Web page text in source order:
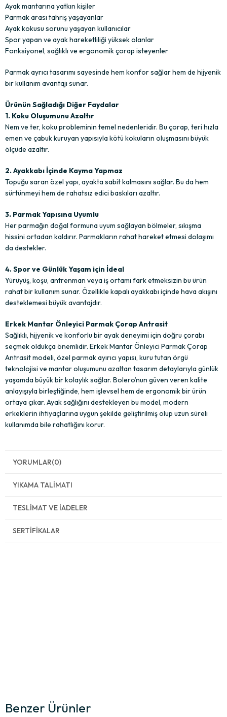
Ayak mantarına yatkın kişiler
Parmak arası tahriş yaşayanlar
Ayak kokusu sorunu yaşayan kullanıcılar
Spor yapan ve ayak hareketliliği yüksek olanlar
Fonksiyonel, sağlıklı ve ergonomik çorap isteyenler
Parmak ayrıcı tasarımı sayesinde hem konfor sağlar hem de hijyenik
bir kullanım avantajı sunar.
Ürünün Sağladığı Diğer Faydalar
1. Koku Oluşumunu Azaltır
Nem ve ter, koku probleminin temel nedenleridir. Bu çorap, teri hızla
emen ve çabuk kuruyan yapısıyla kötü kokuların oluşmasını büyük
ölçüde azaltır.
2. Ayakkabı İçinde Kayma Yapmaz
Topuğu saran özel yapı, ayakta sabit kalmasını sağlar. Bu da hem
sürtünmeyi hem de rahatsız edici baskıları azaltır.
3. Parmak Yapısına Uyumlu
Her parmağın doğal formuna uyum sağlayan bölmeler, sıkışma
hissini ortadan kaldırır. Parmakların rahat hareket etmesi dolaşımı
da destekler.
4. Spor ve Günlük Yaşam için İdeal
Yürüyüş, koşu, antrenman veya iş ortamı fark etmeksizin bu ürün
rahat bir kullanım sunar. Özellikle kapalı ayakkabı içinde hava akışını
desteklemesi büyük avantajdır.
Erkek Mantar Önleyici Parmak Çorap Antrasit
Sağlıklı, hijyenik ve konforlu bir ayak deneyimi için doğru çorabı
seçmek oldukça önemlidir. Erkek Mantar Önleyici Parmak Çorap
Antrasit modeli, özel parmak ayırıcı yapısı, kuru tutan örgü
teknolojisi ve mantar oluşumunu azaltan tasarım detaylarıyla günlük
yaşamda büyük bir kolaylık sağlar. Bolero’nun güven veren kalite
anlayışıyla birleştiğinde, hem işlevsel hem de ergonomik bir ürün
ortaya çıkar. Ayak sağlığını destekleyen bu model, modern
erkeklerin ihtiyaçlarına uygun şekilde geliştirilmiş olup uzun süreli
kullanımda bile rahatlığını korur.
YORUMLAR(0)
YIKAMA TALIMATI
TESLIMAT VE İADELER
SERTIFIKALAR
Benzer Ürünler